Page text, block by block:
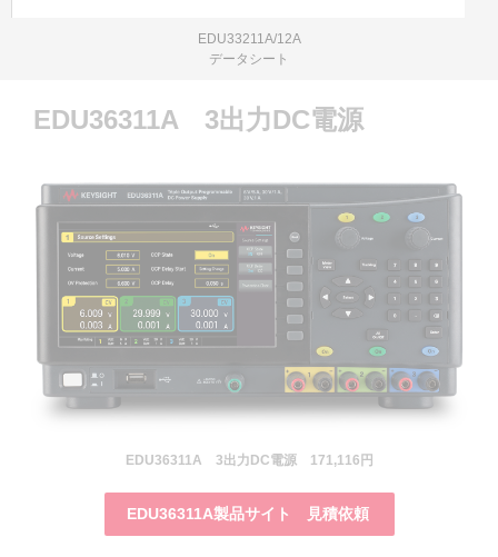
EDU33211A/12A
データシート
EDU36311A 3出力DC電源
EDU36311A 3出力DC電源 171,116円
EDU36311A製品サイト 見積依頼